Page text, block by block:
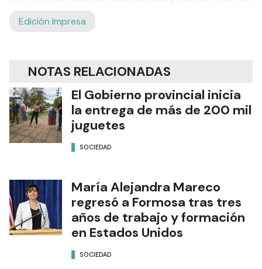
Edición Impresa
NOTAS RELACIONADAS
El Gobierno provincial inicia
la entrega de más de 200 mil
juguetes
SOCIEDAD
María Alejandra Mareco
regresó a Formosa tras tres
años de trabajo y formación
en Estados Unidos
SOCIEDAD